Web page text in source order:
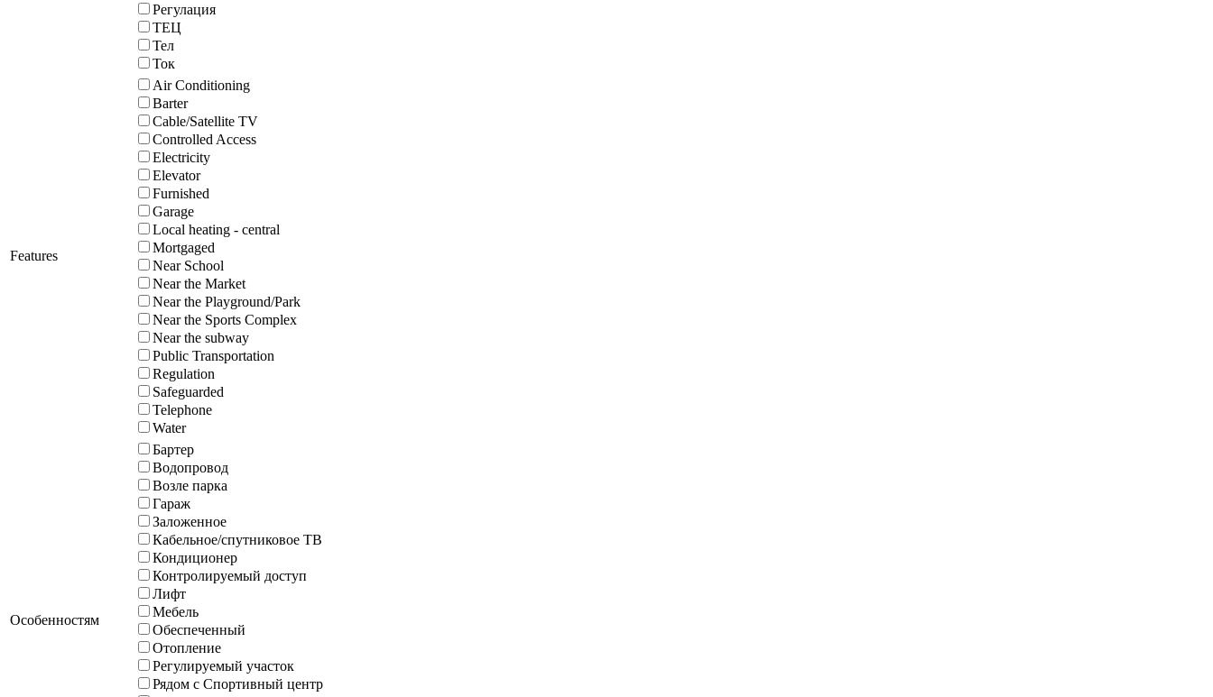
Регулация
ТЕЦ
Тел
Ток
Features
Air Conditioning
Barter
Cable/Satellite TV
Controlled Access
Electricity
Elevator
Furnished
Garage
Local heating - central
Mortgaged
Near School
Near the Market
Near the Playground/Park
Near the Sports Complex
Near the subway
Public Transportation
Regulation
Safeguarded
Telephone
Water
Особенностям
Бартер
Водопровод
Возле парка
Гараж
Заложенное
Кабельное/спутниковое ТВ
Кондиционер
Контролируемый доступ
Лифт
Мебель
Обеспеченный
Отопление
Регулируемый участок
Рядом с Спортивный центр